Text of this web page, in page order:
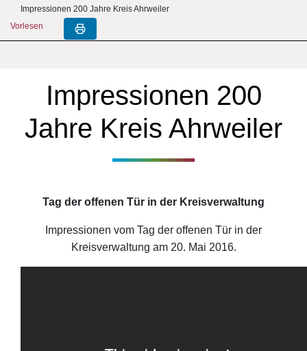
Impressionen 200 Jahre Kreis Ahrweiler
Vorlesen
Impressionen 200
Jahre Kreis Ahrweiler
Tag der offenen Tür in der Kreisverwaltung
Impressionen vom Tag der offenen Tür in der
Kreisverwaltung am 20. Mai 2016.